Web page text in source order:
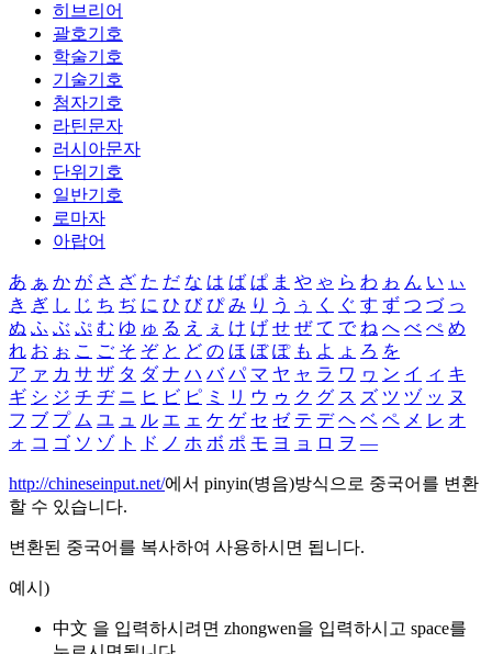
히브리어
괄호기호
학술기호
기술기호
첨자기호
라틴문자
러시아문자
단위기호
일반기호
로마자
아랍어
あ ぁ か が さ ざ た だ な は ば ぱ ま や ゃ ら わ ゎ ん い ぃ
き ぎ し じ ち ぢ に ひ び ぴ み り う ぅ く ぐ す ず つ づ っ
ぬ ふ ぶ ぷ む ゆ ゅ る え ぇ け げ せ ぜ て で ね へ べ ぺ め
れ お ぉ こ ご そ ぞ と ど の ほ ぼ ぽ も よ ょ ろ を
ア ァ カ サ ザ タ ダ ナ ハ バ パ マ ヤ ャ ラ ワ ヮ ン イ ィ キ
ギ シ ジ チ ヂ ニ ヒ ビ ピ ミ リ ウ ゥ ク グ ス ズ ツ ヅ ッ ヌ
フ ブ プ ム ユ ュ ル エ ェ ケ ゲ セ ゼ テ デ ヘ ベ ペ メ レ オ
ォ コ ゴ ソ ゾ ト ド ノ ホ ボ ポ モ ヨ ョ ロ ヲ ―
http://chineseinput.net/에서 pinyin(병음)방식으로 중국어를 변환
할 수 있습니다.
변환된 중국어를 복사하여 사용하시면 됩니다.
예시)
中文 을 입력하시려면 zhongwen을 입력하시고 space를